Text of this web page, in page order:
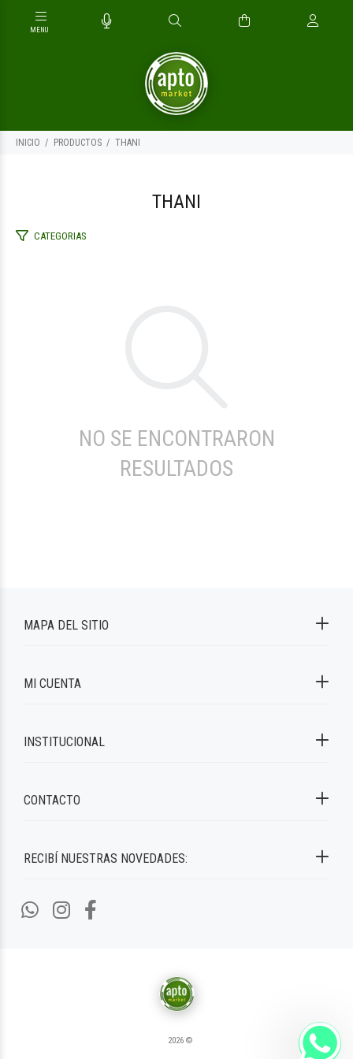
INICIO PRODUCTOS THANI
THANI
CATEGORIAS
NO SE ENCONTRARON
RESULTADOS
RECIBÍ NUESTRAS NOVEDADES:
MAPA DEL SITIO
MI CUENTA
INSTITUCIONAL
CONTACTO
2026 ©